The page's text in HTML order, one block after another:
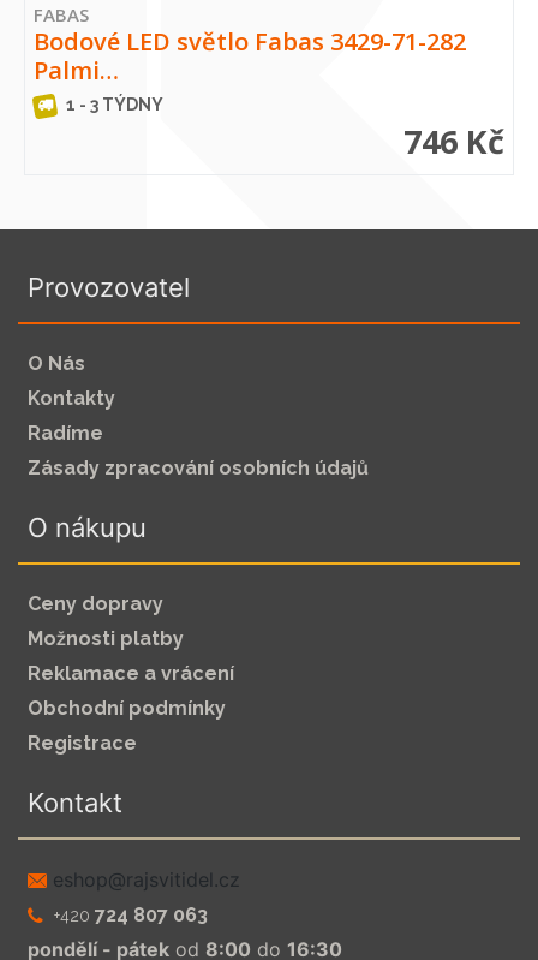
FABAS
Bodové LED světlo Fabas 3429-71-282
Palmi…
1 - 3 TÝDNY
746 Kč
Provozovatel
O Nás
Kontakty
Radíme
Zásady zpracování osobních údajů
O nákupu
Ceny dopravy
Možnosti platby
Reklamace a vrácení
Obchodní podmínky
Registrace
Kontakt
zc.leditivsjar@pohse
+420 724 807 063
pondělí - pátek od 8:00 do 16:30